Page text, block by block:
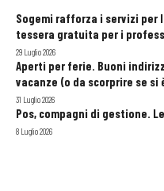
Sogemi rafforza i servizi per
tessera gratuita per i
29 Luglio 2026
Aperti per ferie. Buoni
vacanze (o da scorprire se si
31 Luglio 2026
Pos, compagni di gestione.
8 Luglio 2026